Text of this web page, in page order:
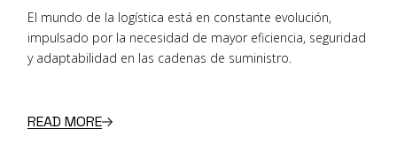
El mundo de la logística está en constante evolución,
impulsado por la necesidad de mayor eficiencia, seguridad
y adaptabilidad en las cadenas de suministro.
READ MORE